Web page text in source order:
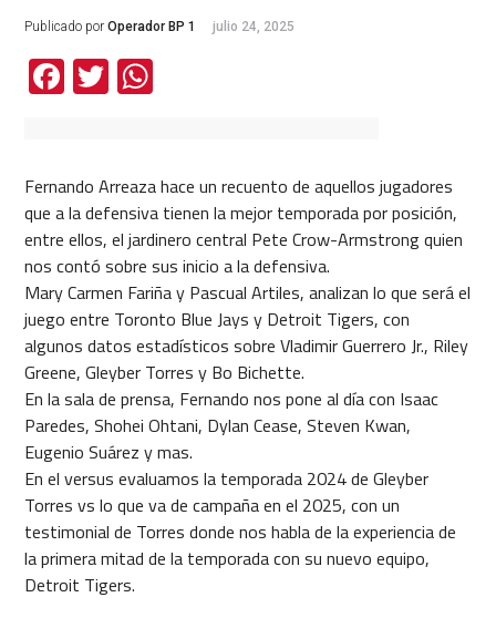
Publicado por Operador BP 1 julio 24, 2025
Facebook
TwitterWhatsApp
Fernando Arreaza hace un recuento de aquellos jugadores
que a la defensiva tienen la mejor temporada por posición,
entre ellos, el jardinero central Pete Crow-Armstrong quien
nos contó sobre sus inicio a la defensiva.
Mary Carmen Fariña y Pascual Artiles, analizan lo que será el
juego entre Toronto Blue Jays y Detroit Tigers, con
algunos datos estadísticos sobre Vladimir Guerrero Jr., Riley
Greene, Gleyber Torres y Bo Bichette.
En la sala de prensa, Fernando nos pone al día con Isaac
Paredes, Shohei Ohtani, Dylan Cease, Steven Kwan,
Eugenio Suárez y mas.
En el versus evaluamos la temporada 2024 de Gleyber
Torres vs lo que va de campaña en el 2025, con un
testimonial de Torres donde nos habla de la experiencia de
la primera mitad de la temporada con su nuevo equipo,
Detroit Tigers.